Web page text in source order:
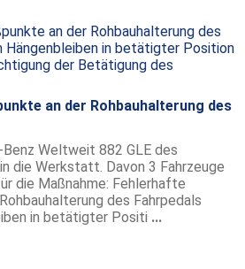
an der Rohbauhalterung des
Weltweit 882 GLE des
die Werkstatt. Davon 3 Fahrzeuge
die Maßnahme: Fehlerhafte
des Fahrpedals
in betätigter Positi ...